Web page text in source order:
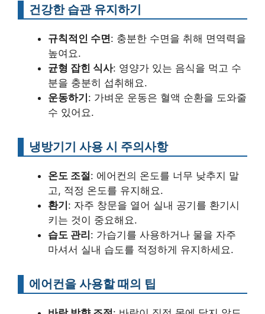
건강한 습관 유지하기
규칙적인 수면: 충분한 수면을 취해 면역력을
높여요.
균형 잡힌 식사: 영양가 있는 음식을 먹고 수
분을 충분히 섭취해요.
운동하기: 가벼운 운동은 혈액 순환을 도와줄
수 있어요.
냉방기기 사용 시 주의사항
온도 조절: 에어컨의 온도를 너무 낮추지 말
고, 적정 온도를 유지해요.
환기: 자주 창문을 열어 실내 공기를 환기시
키는 것이 중요해요.
습도 관리: 가습기를 사용하거나 물을 자주
마셔서 실내 습도를 적정하게 유지하세요.
에어컨을 사용할 때의 팁